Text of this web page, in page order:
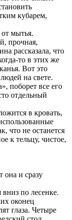
кубарем,
от мытья.
прочная,
рассказала, что
то в этих же
Вот это
на свете.
поборет все его
отдельный
в кровать,
что не останется
к тельцу, чистое,
она и сразу
по лесенке.
оконец
глаза. Четыре